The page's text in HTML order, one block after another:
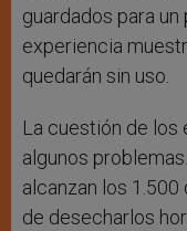
guardados para
experiencia
quedarán sin uso.
La cuestión de
algunos
alcanzan los 1.500
de desecharlos